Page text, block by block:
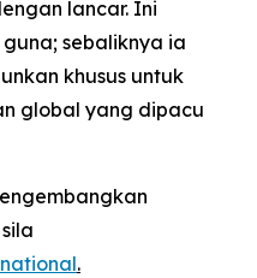
lancar. Ini
sebaliknya ia
khusus untuk
global yang dipacu
.